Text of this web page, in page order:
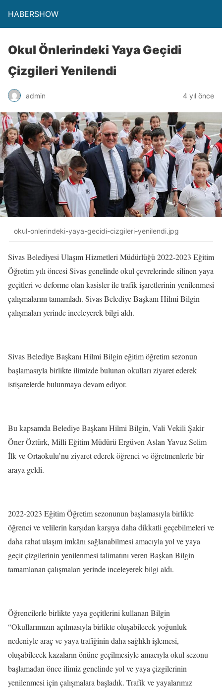
HABERSHOW
Okul Önlerindeki Yaya Geçidi
Çizgileri Yenilendi
admin 4 yıl önce
okul-onlerindeki-yaya-gecidi-cizgileri-yenilendi.jpg
Sivas Belediyesi Ulaşım Hizmetleri Müdürlüğü 2022-2023 Eğitim
Öğretim yılı öncesi Sivas genelinde okul çevrelerinde silinen yaya
geçitleri ve deforme olan kasisler ile trafik işaretlerinin yenilenmesi
çalışmalarını tamamladı. Sivas Belediye Başkanı Hilmi Bilgin
çalışmaları yerinde inceleyerek bilgi aldı.
Sivas Belediye Başkanı Hilmi Bilgin eğitim öğretim sezonun
başlamasıyla birlikte ilimizde bulunan okulları ziyaret ederek
istişarelerde bulunmaya devam ediyor.
Bu kapsamda Belediye Başkanı Hilmi Bilgin, Vali Vekili Şakir
Öner Öztürk, Milli Eğitim Müdürü Ergüven Aslan Yavuz Selim
İlk ve Ortaokulu’nu ziyaret ederek öğrenci ve öğretmenlerle bir
araya geldi.
2022-2023 Eğitim Öğretim sezonunun başlamasıyla birlikte
öğrenci ve velilerin karşıdan karşıya daha dikkatli geçebilmeleri ve
daha rahat ulaşım imkânı sağlanabilmesi amacıyla yol ve yaya
geçit çizgilerinin yenilenmesi talimatını veren Başkan Bilgin
tamamlanan çalışmaları yerinde inceleyerek bilgi aldı.
Öğrencilerle birlikte yaya geçitlerini kullanan Bilgin
“Okullarımızın açılmasıyla birlikte oluşabilecek yoğunluk
nedeniyle araç ve yaya trafiğinin daha sağlıklı işlemesi,
oluşabilecek kazaların önüne geçilmesiyle amacıyla okul sezonu
başlamadan önce ilimiz genelinde yol ve yaya çizgilerinin
yenilenmesi için çalışmalara başladık. Trafik ve yayalarımız